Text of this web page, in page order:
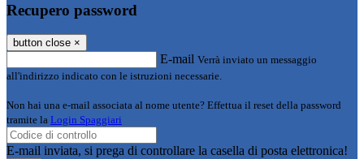
Recupero password
button close ×
E-mail Verrà inviato un messaggio
all'indirizzo indicato con le istruzioni necessarie.
Non hai una e-mail associata al nome utente? Effettua il reset della password
tramite la Login Spaggiari
E-mail inviata, si prega di controllare la casella di posta elettronica!